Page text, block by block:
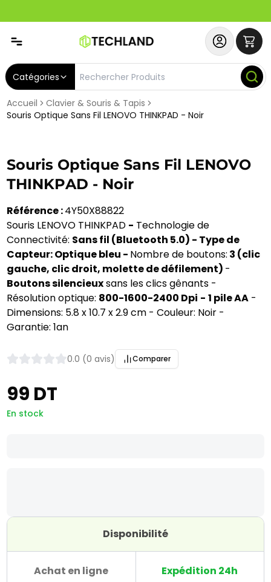
Catégories
Accueil
Clavier & Souris & Tapis
Souris Optique Sans Fil LENOVO THINKPAD - Noir
Souris Optique Sans Fil LENOVO
THINKPAD - Noir
Référence :4Y50X88822
Souris LENOVO THINKPAD - Technologie de
Connectivité: Sans fil (Bluetooth 5.0) - Type de
Capteur: Optique bleu - Nombre de boutons: 3 (clic
gauche, clic droit, molette de défilement) -
Boutons silencieuxsans les clics gênants -
Résolution optique: 800-1600-2400 Dpi - 1 pile AA -
Dimensions: 5.8 x 10.7 x 2.9 cm - Couleur: Noir -
Garantie: 1an
0.0 (0 avis) Comparer
99 DT
En stock
Disponibilité
Achat en ligne Expédition 24h